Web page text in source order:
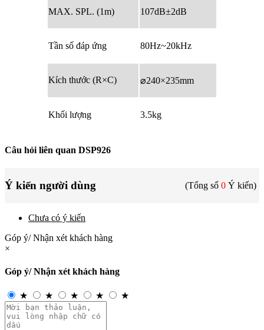
MAX. SPL. (1m) 107dB±2dB
Tần số đáp ứng 80Hz~20kHz
Kích thước (R×C) ⌀240×235mm
Khối lượng 3.5kg
Câu hỏi liên quan DSP926
Ý kiến người dùng (Tổng số 0 Ý kiến)
Chưa có ý kiến
Góp ý/ Nhận xét khách hàng
×
Góp ý/ Nhận xét khách hàng
★ ★ ★ ★ ★